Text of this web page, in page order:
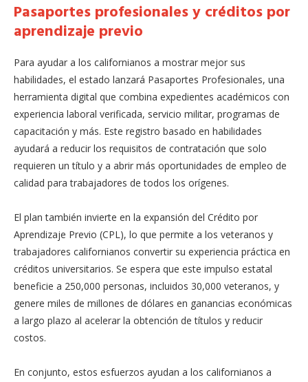
Pasaportes profesionales y créditos por
aprendizaje previo
Para ayudar a los californianos a mostrar mejor sus
habilidades, el estado lanzará Pasaportes Profesionales, una
herramienta digital que combina expedientes académicos con
experiencia laboral verificada, servicio militar, programas de
capacitación y más. Este registro basado en habilidades
ayudará a reducir los requisitos de contratación que solo
requieren un título y a abrir más oportunidades de empleo de
calidad para trabajadores de todos los orígenes.
El plan también invierte en la expansión del Crédito por
Aprendizaje Previo (CPL), lo que permite a los veteranos y
trabajadores californianos convertir su experiencia práctica en
créditos universitarios. Se espera que este impulso estatal
beneficie a 250,000 personas, incluidos 30,000 veteranos, y
genere miles de millones de dólares en ganancias económicas
a largo plazo al acelerar la obtención de títulos y reducir
costos.
En conjunto, estos esfuerzos ayudan a los californianos a